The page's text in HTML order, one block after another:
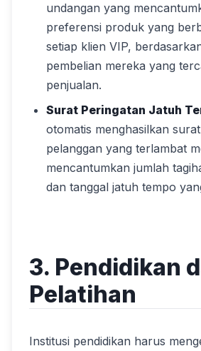
undangan yang
preferensi produk yang
setiap klien VIP,
pembelian mereka yang
penjualan.
Surat Peringatan Jatuh
otomatis menghasilkan
pelanggan yang terlambat
mencantumkan jumlah
dan tanggal jatuh tempo
3. Pendidikan
Pelatihan
Institusi pendidikan harus